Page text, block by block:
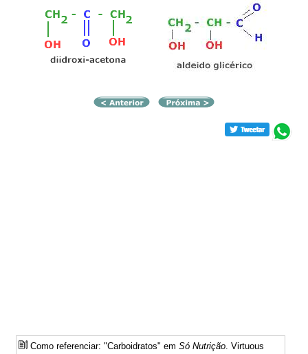
Como referenciar: "Carboidratos" emSó Nutrição. Virtuous